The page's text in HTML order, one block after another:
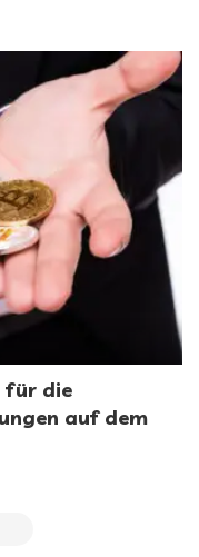
für die
auf dem